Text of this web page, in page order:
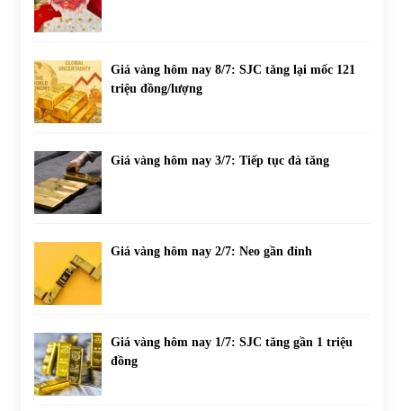
Giá vàng hôm nay 8/7: SJC tăng lại mốc 121
triệu đồng/lượng
Giá vàng hôm nay 3/7: Tiếp tục đà tăng
Giá vàng hôm nay 2/7: Neo gần đỉnh
Giá vàng hôm nay 1/7: SJC tăng gần 1 triệu
đồng